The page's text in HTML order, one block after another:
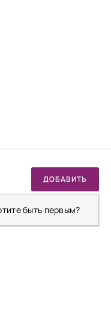
ДОБАВИТЬ
быть первым?